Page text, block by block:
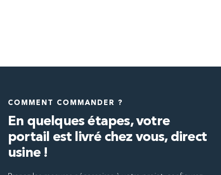
COMMENT COMMANDER ?
En quelques étapes, votre
portail est livré chez vous, direct
usine !